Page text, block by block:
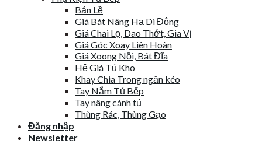
Bản Lề
Giá Bát Nâng Hạ Di Động
Giá Chai Lọ, Dao Thớt, Gia Vị
Giá Góc Xoay Liên Hoàn
Giá Xoong Nồi, Bát Đĩa
Hệ Giá Tủ Kho
Khay Chia Trong ngăn kéo
Tay Nắm Tủ Bếp
Tay nâng cánh tủ
Thùng Rác, Thùng Gạo
Đăng nhập
Newsletter